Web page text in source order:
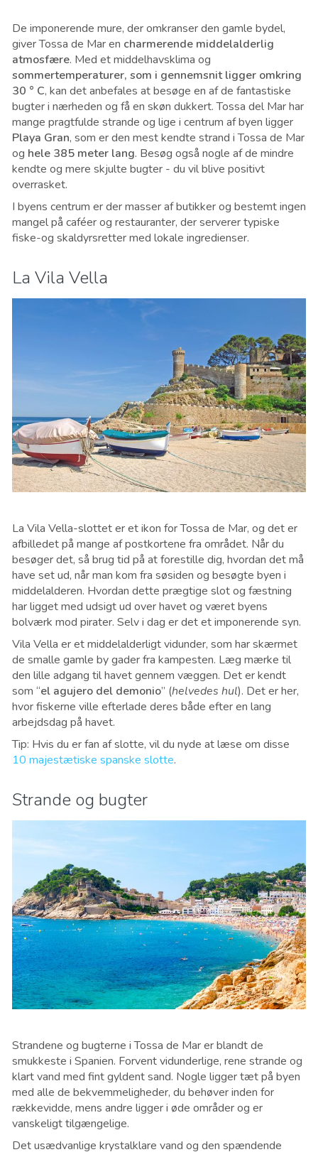
De imponerende mure, der omkranser den gamle bydel,
giver Tossa de Mar en charmerende middelalderlig
atmosfære. Med et middelhavsklima og
sommertemperaturer, som i gennemsnit ligger omkring
30 ° C, kan det anbefales at besøge en af de fantastiske
bugter i nærheden og få en skøn dukkert. Tossa del Mar har
mange pragtfulde strande og lige i centrum af byen ligger
Playa Gran, som er den mest kendte strand i Tossa de Mar
og hele 385 meter lang. Besøg også nogle af de mindre
kendte og mere skjulte bugter - du vil blive positivt
overrasket.
I byens centrum er der masser af butikker og bestemt ingen
mangel på caféer og restauranter, der serverer typiske
fiske-og skaldyrsretter med lokale ingredienser.
La Vila Vella
La Vila Vella-slottet er et ikon for Tossa de Mar, og det er
afbilledet på mange af postkortene fra området. Når du
besøger det, så brug tid på at forestille dig, hvordan det må
have set ud, når man kom fra søsiden og besøgte byen i
middelalderen. Hvordan dette prægtige slot og fæstning
har ligget med udsigt ud over havet og været byens
bolværk mod pirater. Selv i dag er det et imponerende syn.
Vila Vella er et middelalderligt vidunder, som har skærmet
de smalle gamle by gader fra kampesten. Læg mærke til
den lille adgang til havet gennem væggen. Det er kendt
som “el agujero del demonio” (helvedes hul). Det er her,
hvor fiskerne ville efterlade deres både efter en lang
arbejdsdag på havet.
Tip: Hvis du er fan af slotte, vil du nyde at læse om disse
10 majestætiske spanske slotte.
Strande og bugter
Strandene og bugterne i Tossa de Mar er blandt de
smukkeste i Spanien. Forvent vidunderlige, rene strande og
klart vand med fint gyldent sand. Nogle ligger tæt på byen
med alle de bekvemmeligheder, du behøver inden for
rækkevidde, mens andre ligger i øde områder og er
vanskeligt tilgængelige.
Det usædvanlige krystalklare vand og den spændende